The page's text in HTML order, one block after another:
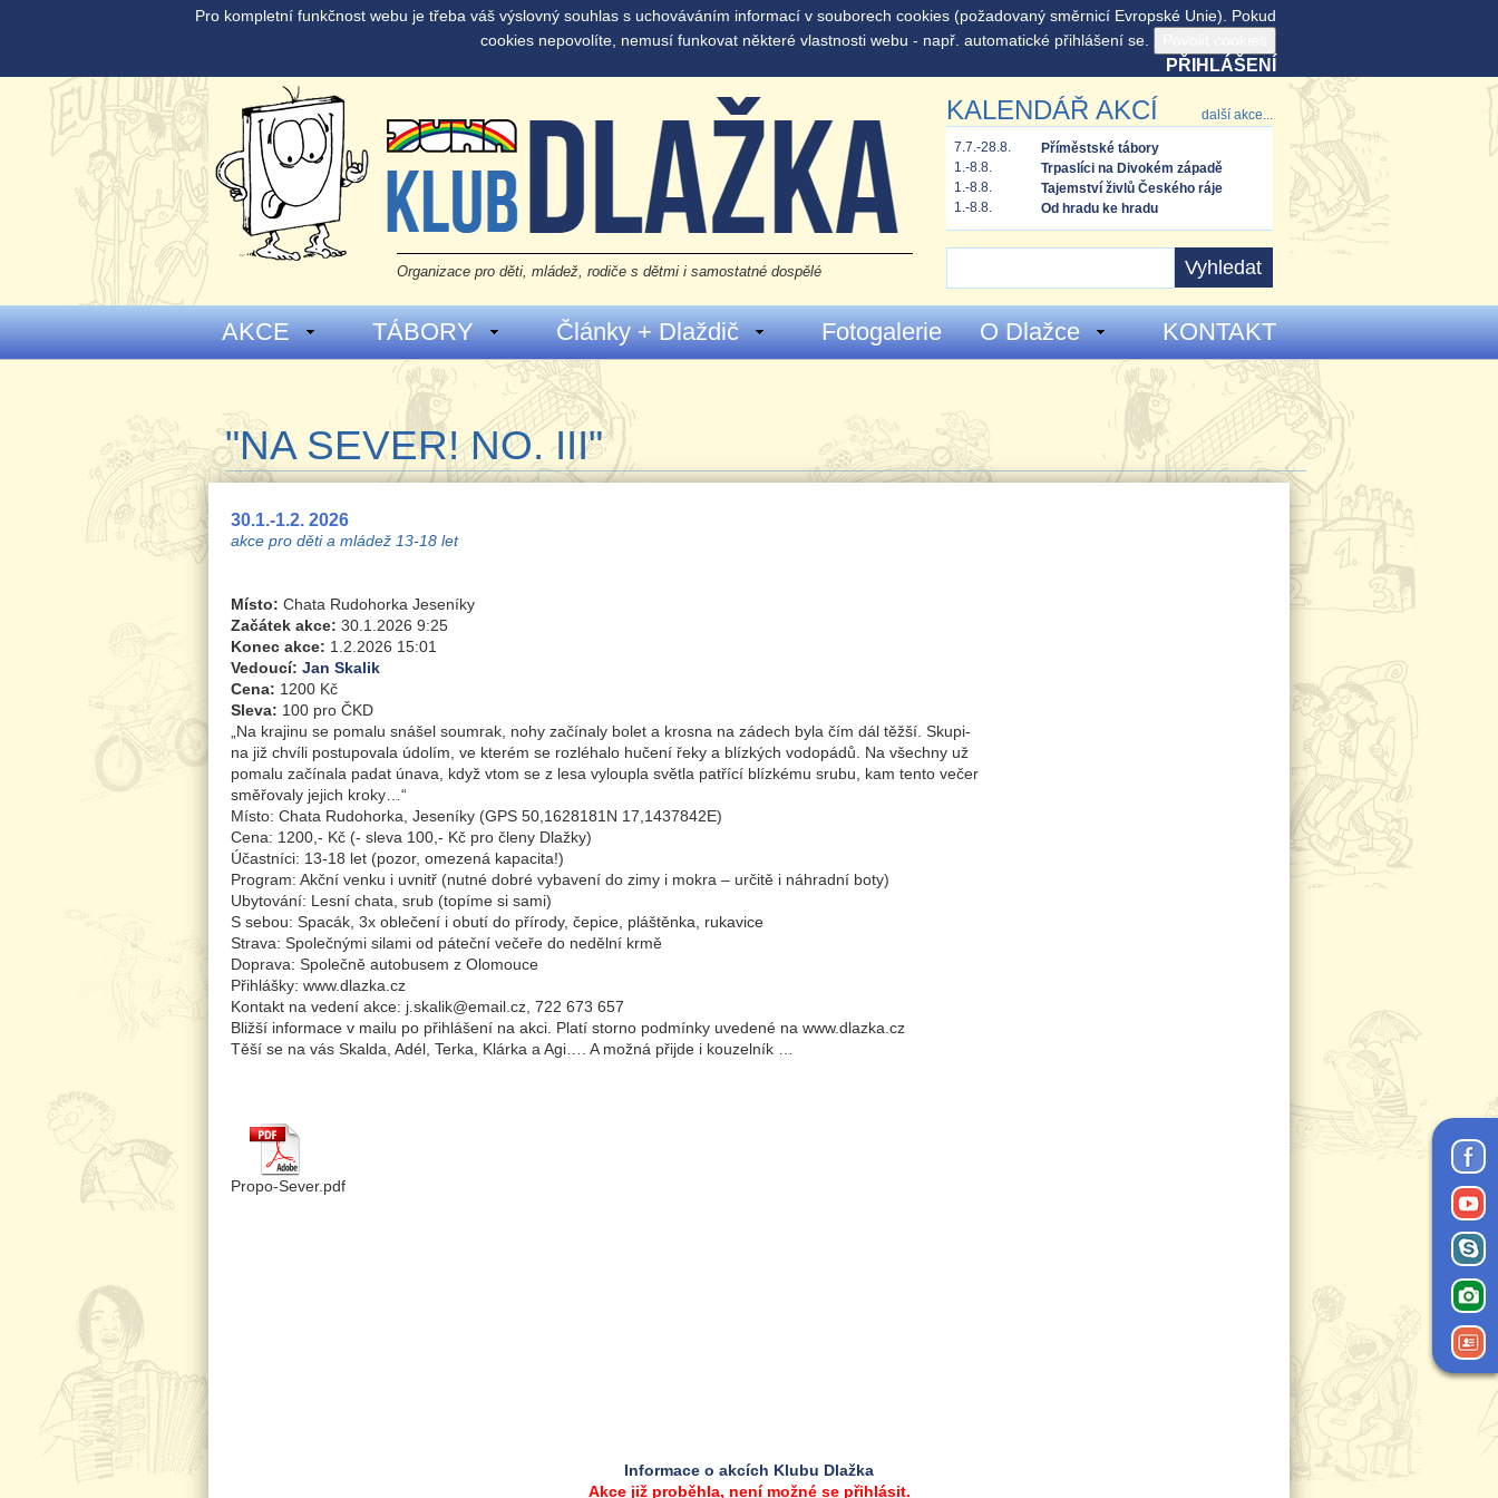
Pro kompletní funkčnost webu je třeba váš výslovný souhlas s uchováváním informací v souborech cookies (požadovaný směrnicí Evropské Unie). Pokud
cookies nepovolíte, nemusí funkovat některé vlastnosti webu - např. automatické přihlášení se.
PŘIHLÁŠENÍ
Organizace pro děti, mládež, rodiče s dětmi i samostatné dospělé
KALENDÁŘ AKCÍ další akce...
7.7.-28.8.
Příměstské tábory
1.-8.8.
Trpaslíci na Divokém západě
1.-8.8.
Tajemství živlů Českého ráje
1.-8.8.
Od hradu ke hradu
AKCE TÁBORY Články + Dlaždič Fotogalerie O Dlažce KONTAKT
"NA SEVER! NO. III"
30.1.-1.2. 2026
akce pro děti a mládež 13-18 let
Místo: Chata Rudohorka Jeseníky
Začátek akce: 30.1.2026 9:25
Konec akce: 1.2.2026 15:01
Vedoucí: Jan Skalik
Cena: 1200 Kč
Sleva: 100 pro ČKD
„Na krajinu se pomalu snášel soumrak, nohy začínaly bolet a krosna na zádech byla čím dál těžší. Skupi-
na již chvíli postupovala údolím, ve kterém se rozléhalo hučení řeky a blízkých vodopádů. Na všechny už
pomalu začínala padat únava, když vtom se z lesa vyloupla světla patřící blízkému srubu, kam tento večer
směřovaly jejich kroky…“
Místo: Chata Rudohorka, Jeseníky (GPS 50,1628181N 17,1437842E)
Cena: 1200,- Kč (- sleva 100,- Kč pro členy Dlažky)
Účastníci: 13-18 let (pozor, omezená kapacita!)
Program: Akční venku i uvnitř (nutné dobré vybavení do zimy i mokra – určitě i náhradní boty)
Ubytování: Lesní chata, srub (topíme si sami)
S sebou: Spacák, 3x oblečení i obutí do přírody, čepice, pláštěnka, rukavice
Strava: Společnými silami od páteční večeře do nedělní krmě
Doprava: Společně autobusem z Olomouce
Přihlášky: www.dlazka.cz
Kontakt na vedení akce: j.skalik@email.cz, 722 673 657
Bližší informace v mailu po přihlášení na akci. Platí storno podmínky uvedené na www.dlazka.cz
Těší se na vás Skalda, Adél, Terka, Klárka a Agi…. A možná přijde i kouzelník …
Propo-Sever.pdf
Informace o akcích Klubu Dlažka
Akce již proběhla, není možné se přihlásit.